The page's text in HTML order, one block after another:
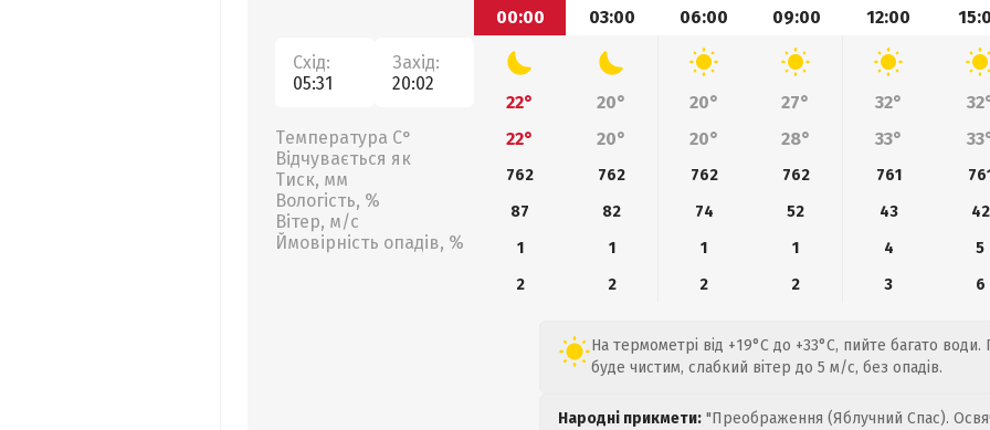
Схід:
05:31
Захід:
20:02
Температура С°
Відчувається як
Тиск, мм
Вологість, %
Вітер, м/с
Ймовірність опадів, %
00:00
03:00 06:00 09:00 12:00
22° 20° 20° 27° 32°
22°
20° 20° 28° 33°
762 762 762 762 761
87
82 74 52 43 42
1
1 1 1 4 5
2
2 2 2 3 6
На термометрі від +19°C до +33°C, пийте багато
буде чистим, слабкий вітер до 5 м/с, без опадів.
Народні прикмети: "Преображення (Яблучний Спас).